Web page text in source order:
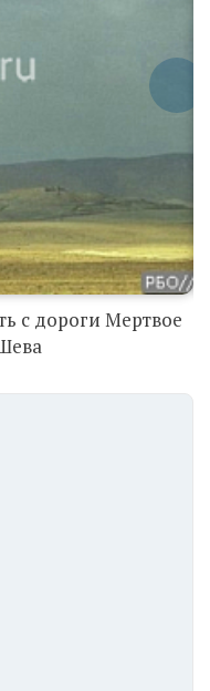
с дороги Мертвое